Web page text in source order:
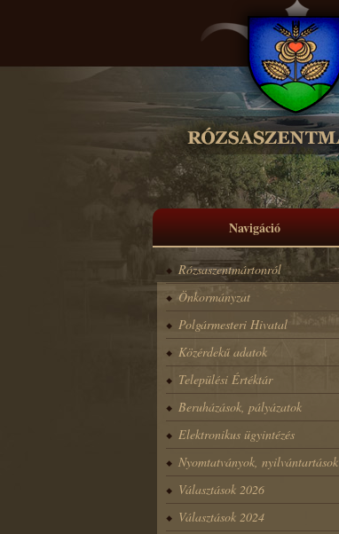
Navigáció
Rózsaszentmártonról
Önkormányzat
Polgármesteri Hivatal
Közérdekű adatok
Települési Értéktár
Beruházások, pályázatok
Elektronikus ügyintézés
Nyomtatványok, nyilvántartások
Választások 2026
Választások 2024